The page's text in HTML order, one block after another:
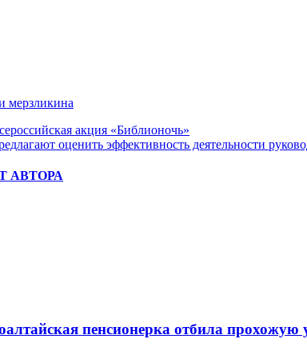
мерзликина
акция «Библионочь»
оценить эффективность деятельности
АВТОРА
пенсионерка отбила прохожую